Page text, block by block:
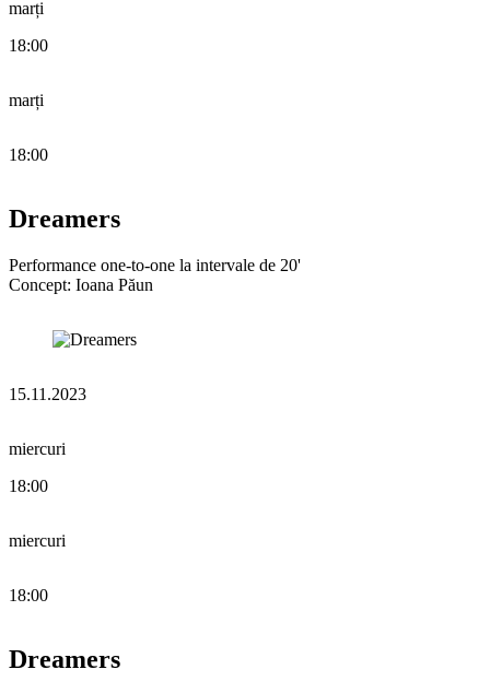
marți
18:00
marți
18:00
Dreamers
Performance one-to-one la intervale de 20'
Concept: Ioana Păun
15.11.2023
miercuri
18:00
miercuri
18:00
Dreamers